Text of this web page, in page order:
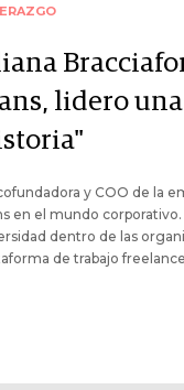
lidero una
y COO de la
en el mundo
dentro de las
de trabajo